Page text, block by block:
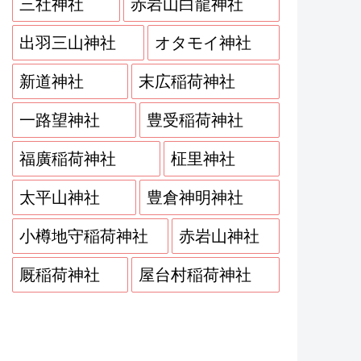
三社神社 赤岩山白龍神社
出羽三山神社 オタモイ神社
新道神社 末広稲荷神社
一路望神社 豊受稲荷神社
福廣稲荷神社 柾里神社
太平山神社 豊倉神明神社
小樽地守稲荷神社 赤岩山神社
厩稲荷神社 屋台村稲荷神社